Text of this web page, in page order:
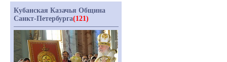
Кубанская Казачья Община
Санкт-Петербурга(121)